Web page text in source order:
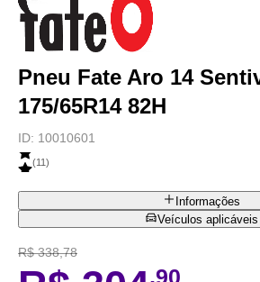
Pneu Fate Aro 14
175/65R14 82H
ID: 10010601
(11)
Informações
Veículos aplicáveis
R$ 338,78
,90